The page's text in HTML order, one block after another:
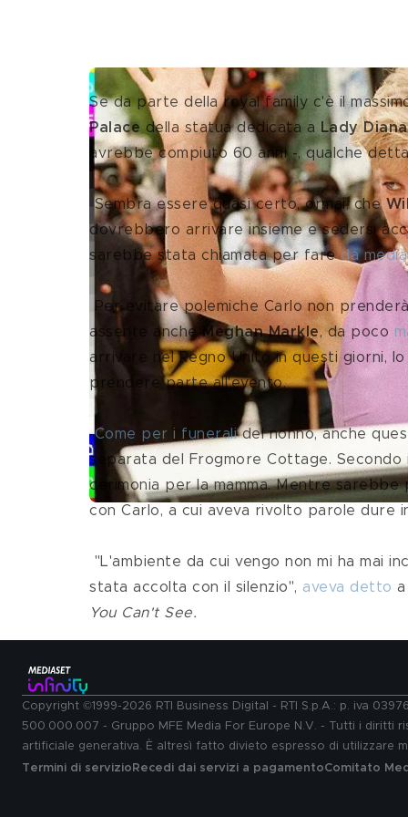
Se da parte della royal family c'è il
Palace della statua dedicata a Lady Diana
avrebbe compiuto 60 anni -, qualche
Sembra essere quasi certo, ormai, che
dovrebbero arrivare insieme e sedersi
sarebbe stata chiamata per fare da
assente anche Meghan Markle, da poco
arrivare nel Regno Unito in questi giorni,
prendere parte all'evento.
Come per i funerali del nonno, anche
separata del Frogmore Cottage.
cerimonia per la mamma. Mentre
con Carlo, a cui aveva rivolto parole dure
stata accolta con il silenzio", aveva detto
You Can't See.
Copyright ©1999-2026 RTI Business Digital - RTI S.p.A.: p. iva
500.000.007 - Gruppo MFE Media For Europe N.V. - Tutti i
artificiale generativa. È altresì fatto divieto espresso di utilizzare
Termini di servizio Recedi dai servizi a pagamentoComitato